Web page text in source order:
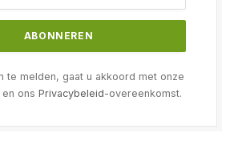
te melden, gaat u akkoord met onze
ons Privacybeleid-overeenkomst.